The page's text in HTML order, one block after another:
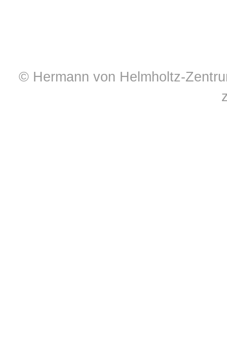
© Hermann von Helmholtz-